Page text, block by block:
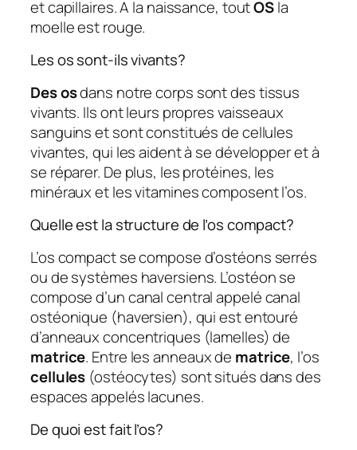
et capillaires. A la naissance, toutOSla
moelle est rouge.
Les os sont-ils vivants?
Des osdans notre corps sont des tissus
vivants. Ils ont leurs propres vaisseaux
sanguins et sont constitués de cellules
vivantes, qui les aident à se développer et à
se réparer. De plus, les protéines, les
minéraux et les vitamines composent l’os.
Quelle est la structure de l’os compact?
L’os compact se compose d’ostéons serrés
ou de systèmes haversiens. L’ostéon se
compose d’un canal central appelé canal
ostéonique (haversien), qui est entouré
d’anneaux concentriques (lamelles) de
matrice. Entre les anneaux de matrice, l’os
cellules (ostéocytes) sont situés dans des
espaces appelés lacunes.
De quoi est fait l’os?